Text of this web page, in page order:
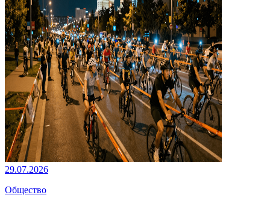
29.07.2026
Общество